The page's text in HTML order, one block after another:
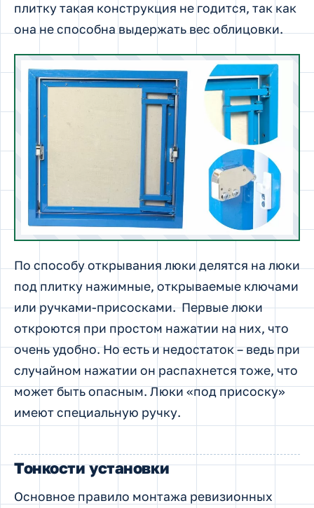
плитку такая конструкция не годится, так как
она не способна выдержать вес облицовки.
По способу открывания люки делятся на люки
под плитку нажимные, открываемые ключами
или ручками-присосками. Первые люки
откроются при простом нажатии на них, что
очень удобно. Но есть и недостаток – ведь при
случайном нажатии он распахнется тоже, что
может быть опасным. Люки «под присоску»
имеют специальную ручку.
Тонкости установки
Основное правило монтажа ревизионных